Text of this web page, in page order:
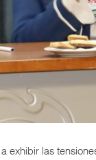
exhibir las
incrementa
2026
plantea nuevas
2026